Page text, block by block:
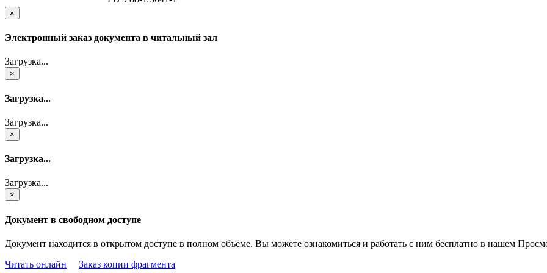
×
Электронный заказ документа в читальный зал
Загрузка...
×
Загрузка...
Загрузка...
×
Загрузка...
Загрузка...
×
Документ в свободном доступе
Документ находится в открытом доступе в полном объёме. Вы можете ознакомиться и работать с ним бесплатно в нашем
Читать онлайн
Заказ копии фрагмента